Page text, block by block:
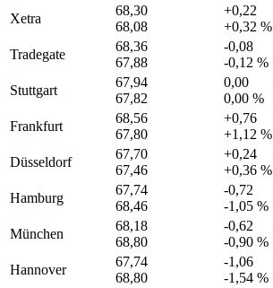
Xetra
68,30
68,08
+0,22
+0,32 %
Tradegate
68,36
67,88
-0,08
-0,12 %
Stuttgart
67,94
67,82
0,00
0,00 %
Frankfurt
68,56
67,80
+0,76
+1,12 %
Düsseldorf
67,70
67,46
+0,24
+0,36 %
Hamburg
67,74
68,46
-0,72
-1,05 %
München
68,18
68,80
-0,62
-0,90 %
Hannover
67,74
68,80
-1,06
-1,54 %